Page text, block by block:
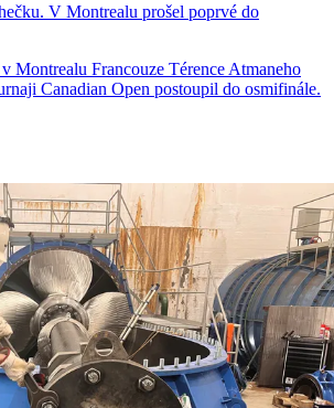
V Montrealu prošel poprvé do
Montrealu Francouze Térence Atmaneho
Canadian Open postoupil do osmifinále.